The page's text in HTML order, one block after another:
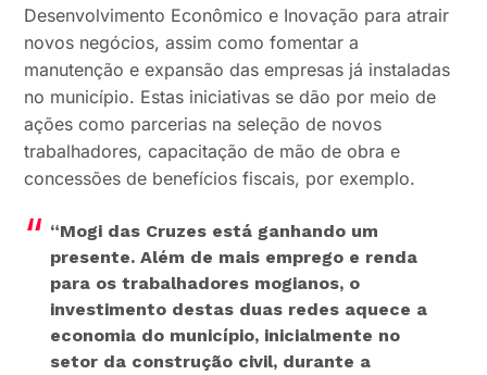
Desenvolvimento Econômico e Inovação para atrair
novos negócios, assim como fomentar a
manutenção e expansão das empresas já instaladas
no município. Estas iniciativas se dão por meio de
ações como parcerias na seleção de novos
trabalhadores, capacitação de mão de obra e
concessões de benefícios fiscais, por exemplo.
“Mogi das Cruzes está ganhando um
presente. Além de mais emprego e renda
para os trabalhadores mogianos, o
investimento destas duas redes aquece a
economia do município, inicialmente no
setor da construção civil, durante a